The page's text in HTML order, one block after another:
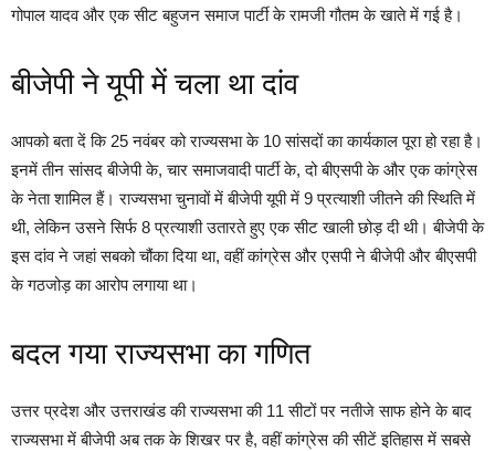
गोपाल यादव और एक सीट बहुजन समाज पार्टी के रामजी गौतम के खाते में गई है।
बीजेपी ने यूपी में चला था दांव
आपको बता दें कि 25 नवंबर को राज्यसभा के 10 सांसदों का कार्यकाल पूरा हो रहा है।
इनमें तीन सांसद बीजेपी के, चार समाजवादी पार्टी के, दो बीएसपी के और एक कांग्रेस
के नेता शामिल हैं। राज्यसभा चुनावों में बीजेपी यूपी में 9 प्रत्याशी जीतने की स्थिति में
थी, लेकिन उसने सिर्फ 8 प्रत्याशी उतारते हुए एक सीट खाली छोड़ दी थी। बीजेपी के
इस दांव ने जहां सबको चौंका दिया था, वहीं कांग्रेस और एसपी ने बीजेपी और बीएसपी
के गठजोड़ का आरोप लगाया था।
बदल गया राज्यसभा का गणित
उत्तर प्रदेश और उत्तराखंड की राज्यसभा की 11 सीटों पर नतीजे साफ होने के बाद
राज्यसभा में बीजेपी अब तक के शिखर पर है, वहीं कांग्रेस की सीटें इतिहास में सबसे